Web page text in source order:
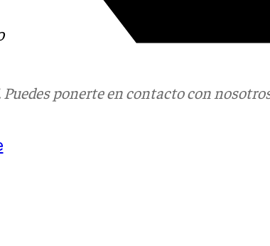
Puedes ponerte en contacto con